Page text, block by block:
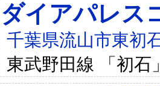
ダイアパレス
千葉県流山市東初
東武野田線 「初石